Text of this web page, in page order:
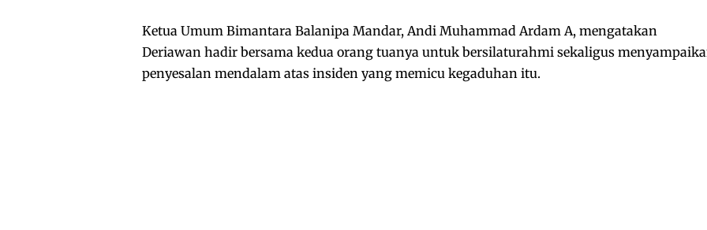
Ketua Umum Bimantara Balanipa Mandar, Andi Muhammad Ardam A, mengatakan
Deriawan hadir bersama kedua orang tuanya untuk bersilaturahmi sekaligus
penyesalan mendalam atas insiden yang memicu kegaduhan itu.